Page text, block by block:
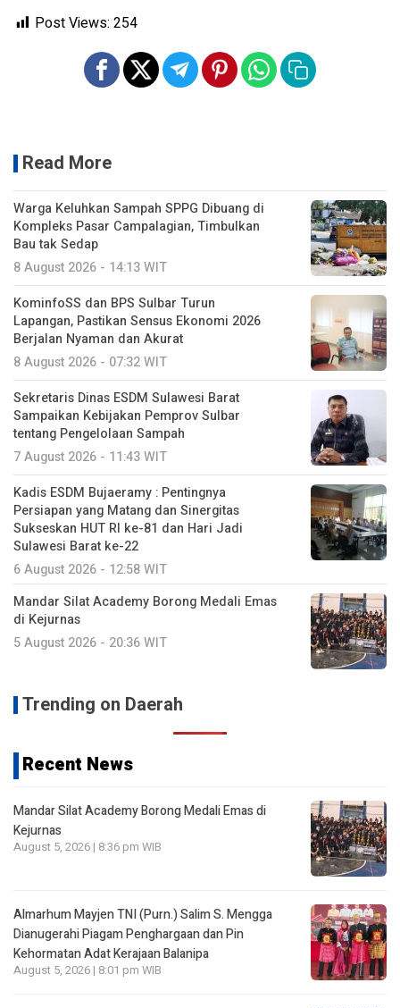
Post Views: 254
Read More
Warga Keluhkan Sampah SPPG Dibuang di
Kompleks Pasar Campalagian, Timbulkan
Bau tak Sedap
8 August 2026 - 14:13 WIT
KominfoSS dan BPS Sulbar Turun
Lapangan, Pastikan Sensus Ekonomi 2026
Berjalan Nyaman dan Akurat
8 August 2026 - 07:32 WIT
Sekretaris Dinas ESDM Sulawesi Barat
Sampaikan Kebijakan Pemprov Sulbar
tentang Pengelolaan Sampah
7 August 2026 - 11:43 WIT
Kadis ESDM Bujaeramy : Pentingnya
Persiapan yang Matang dan Sinergitas
Sukseskan HUT RI ke-81 dan Hari Jadi
Sulawesi Barat ke-22
6 August 2026 - 12:58 WIT
Mandar Silat Academy Borong Medali Emas
di Kejurnas
5 August 2026 - 20:36 WIT
Trending on Daerah
Recent News
Mandar Silat Academy Borong Medali Emas di
Kejurnas
August 5, 2026 | 8:36 pm WIB
Almarhum Mayjen TNI (Purn.) Salim S. Mengga
Dianugerahi Piagam Penghargaan dan Pin
Kehormatan Adat Kerajaan Balanipa
August 5, 2026 | 8:01 pm WIB